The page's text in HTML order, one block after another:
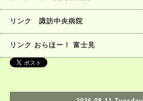
リンク 諏訪中央病院
リンク おらほー！ 富士見